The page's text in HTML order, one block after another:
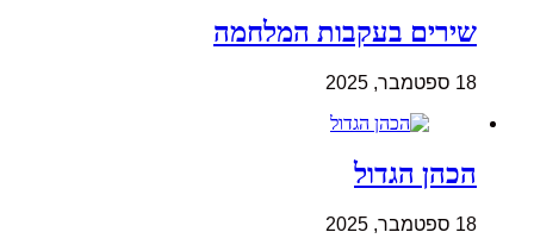
שירים בעקבות המלחמה
18 ספטמבר, 2025
הכהן הגדול
18 ספטמבר, 2025